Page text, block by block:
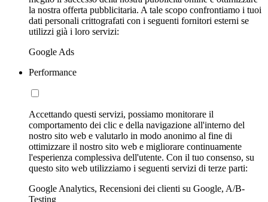
la nostra offerta pubblicitaria. A tale scopo confrontiamo i tuoi
dati personali crittografati con i seguenti fornitori esterni se
utilizzi già i loro servizi:
Google Ads
Performance
Accettando questi servizi, possiamo monitorare il
comportamento dei clic e della navigazione all'interno del
nostro sito web e valutarlo in modo anonimo al fine di
ottimizzare il nostro sito web e migliorare continuamente
l'esperienza complessiva dell'utente. Con il tuo consenso, su
questo sito web utilizziamo i seguenti servizi di terze parti:
Google Analytics, Recensioni dei clienti su Google, A/B-
Testing